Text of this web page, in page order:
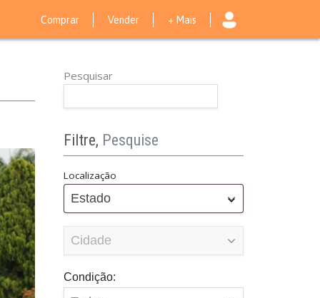
Comprar Vender + Mais
Pesquisar
Filtre, Pesquise
Localização
Estado
Condição: